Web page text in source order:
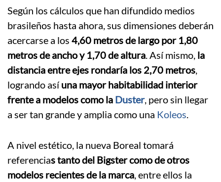
Según los cálculos que han difundido medios
brasileños hasta ahora, sus dimensiones deberán
acercarse a los 4,60 metros de largo por 1,80
metros de ancho y 1,70 de altura. Así mismo, la
distancia entre ejes rondaría los 2,70 metros,
logrando asíuna mayor habitabilidad interior
frente a modelos como la Duster, pero sin llegar
a ser tan grande y amplia como una Koleos.
A nivel estético, la nueva Boreal tomará
referencias tanto del Bigster como de otros
modelos recientes de la marca, entre ellos la